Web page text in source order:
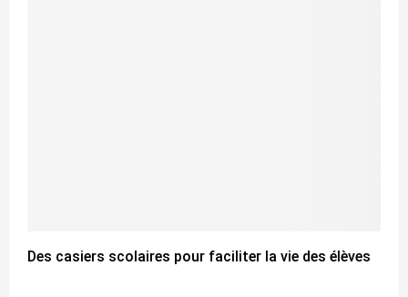
Des casiers scolaires pour faciliter la vie des élèves